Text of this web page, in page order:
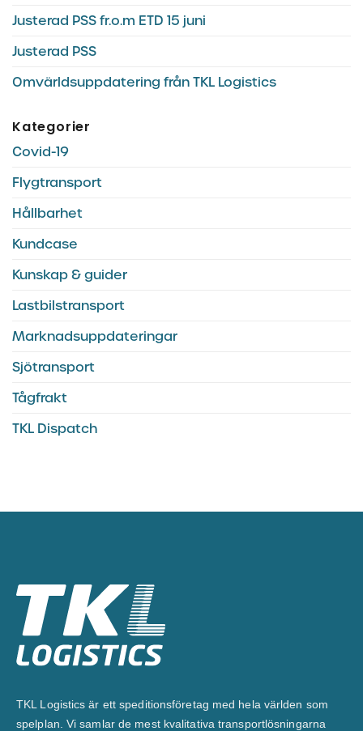
Justerad PSS fr.o.m ETD 15 juni
Justerad PSS
Omvärldsuppdatering från TKL Logistics
Kategorier
Covid-19
Flygtransport
Hållbarhet
Kundcase
Kunskap & guider
Lastbilstransport
Marknadsuppdateringar
Sjötransport
Tågfrakt
TKL Dispatch
TKL Logistics är ett speditionsföretag med hela världen som
spelplan. Vi samlar de mest kvalitativa transportlösningarna